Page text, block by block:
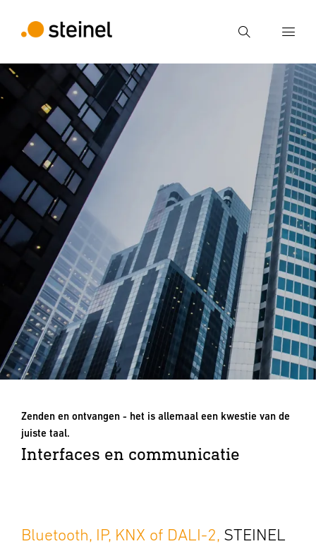
Zoek
Zoek
Voer een zoekterm in
Zenden en ontvangen - het is allemaal een kwestie van de
juiste taal.
Interfaces en communicatie
Bluetooth, IP, KNX of DALI-2, STEINEL